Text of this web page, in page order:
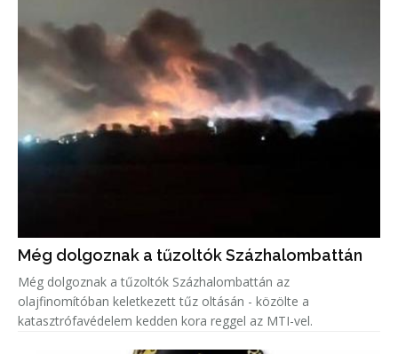
Még dolgoznak a tűzoltók Százhalombattán
Még dolgoznak a tűzoltók Százhalombattán az
olajfinomítóban keletkezett tűz oltásán - közölte a
katasztrófavédelem kedden kora reggel az MTI-vel.